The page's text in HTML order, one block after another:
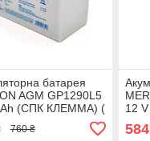
батарея
AGM GP1290L5
Ah (СПК КЛЕММА) (
White
760 ₴
12